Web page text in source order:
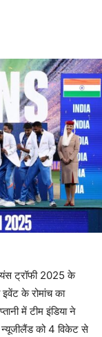
ट्रॉफी 2025 के
के रोमांच का
में टीम इंडिया ने
न्यूजीलैंड को 4 विकेट से